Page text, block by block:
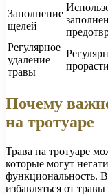
Заполнение
щелей
Регулярное
удаление
травы
Почему
на тротуаре
Трава на тротуаре
которые могут
функциональность.
избавляться от